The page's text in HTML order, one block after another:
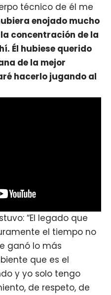
técnico de él me
enojado mucho
concentración de la
Él hubiese querido
de la mejor
hacerlo jugando al
“El legado que
el tiempo no
ganó lo más
que es el
y yo solo tengo
de respeto, de